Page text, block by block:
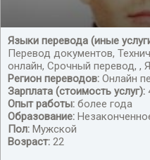
Языки перевода (иные
Перевод документов,
онлайн, Срочный перевод, ,
Регион переводов: Онлайн
Зарплата (стоимость услуг):
Опыт работы: более года
Образование:
Пол: Мужской
Возраст: 22